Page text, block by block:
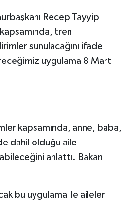
Recep Tayyip
tren
sunulacağını ifade
uygulama 8 Mart
kapsamında, anne, baba,
dahil olduğu aile
anlattı. Bakan
bu uygulama ile aileler